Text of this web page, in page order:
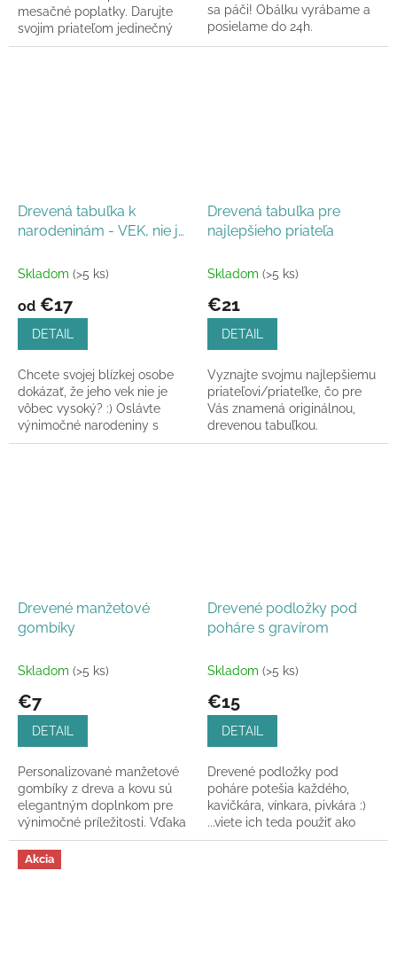
mesačné poplatky. Darujte
svojim priateľom jedinečný
darček v podobe
sa páči! Obálku vyrábame a
posielame do 24h.
Drevená tabuľka k
narodeninám - VEK, nie je
Skladom (>5 ks)
od €17
DETAIL
Chcete svojej blízkej osobe
dokázať, že jeho vek nie je
vôbec vysoký? :) Oslávte
výnimočné narodeniny s
touto krásne vyrobenou
Drevená tabuľka pre
najlepšieho priateľa
Skladom (>5 ks)
€21
DETAIL
Vyznajte svojmu najlepšiemu
priateľovi/priateľke, čo pre
Vás znamená originálnou,
drevenou tabuľkou.
Drevené manžetové
gombíky
Skladom (>5 ks)
€7
DETAIL
Personalizované manžetové
gombíky z dreva a kovu sú
elegantným doplnkom pre
výnimočné príležitosti. Vďaka
vlastnému gravírovaniu
vytvoríte originálny darček...
Drevené podložky pod
poháre s gravírom
Skladom (>5 ks)
€15
DETAIL
Drevené podložky pod
poháre potešia každého,
kavičkára, vínkara, pivkára :)
...viete ich teda použiť ako
podpivníky, podložku pod
Akcia